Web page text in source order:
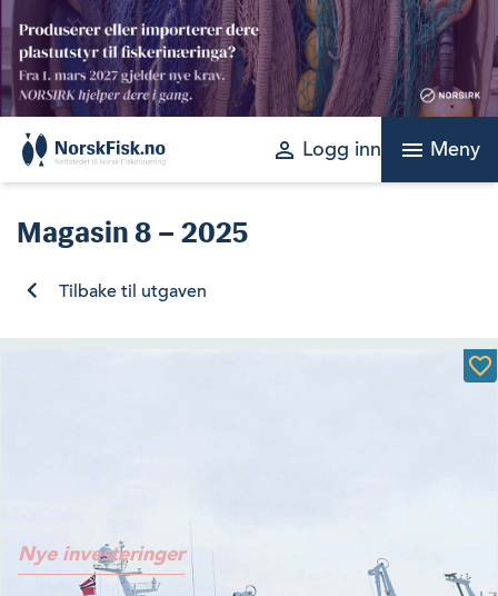
Skip
content
perm_identity Logg inn menu Meny
Magasin8 – 2025
Tilbake til utgaven
Nye investeringer